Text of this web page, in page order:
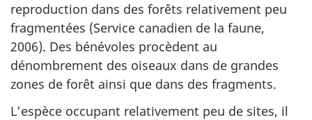
reproduction dans des forêts relativement peu
fragmentées (Service canadien de la faune,
2006). Des bénévoles procèdent au
dénombrement des oiseaux dans de grandes
zones de forêt ainsi que dans des fragments.
L’espèce occupant relativement peu de sites, il